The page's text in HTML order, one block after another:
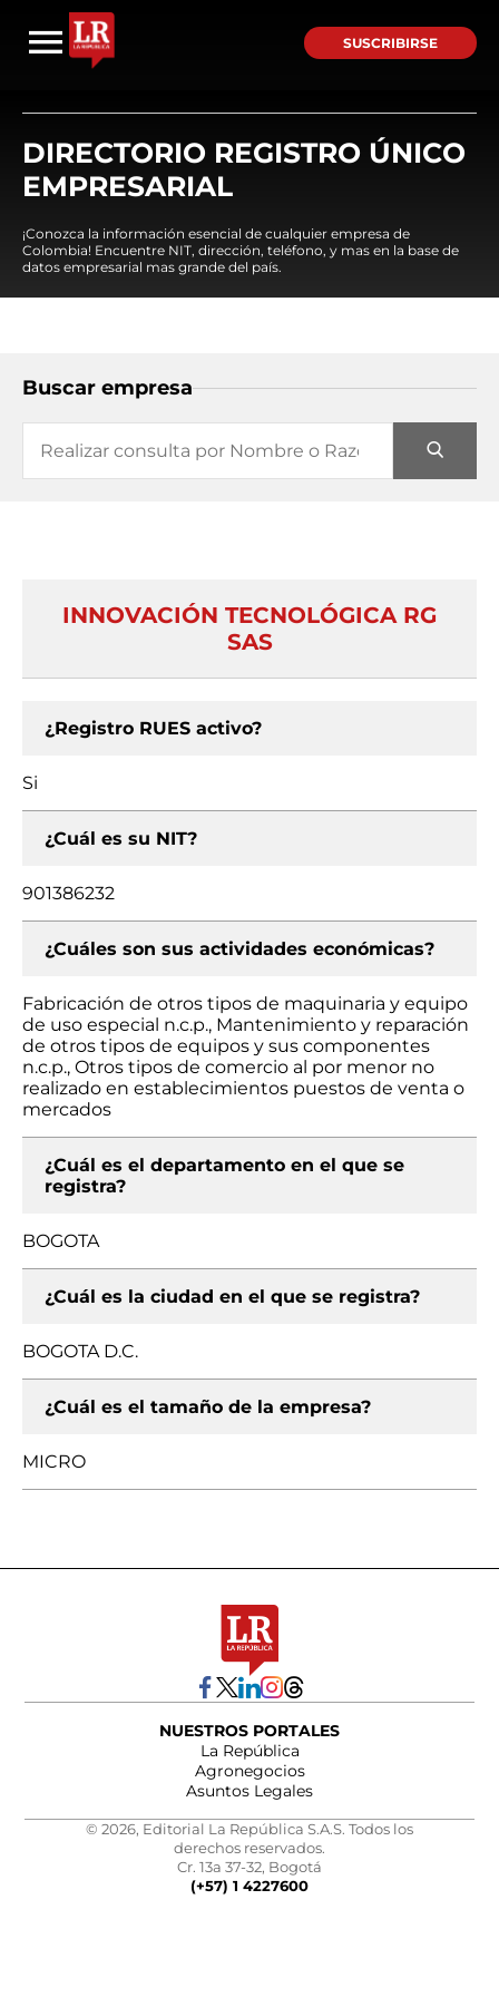
SUSCRIBIRSE
DIRECTORIO REGISTRO ÚNICO
EMPRESARIAL
¡Conozca la información esencial de cualquier empresa de
Colombia! Encuentre NIT, dirección, teléfono, y mas en la base de
datos empresarial mas grande del país.
Buscar empresa
INNOVACIÓN TECNOLÓGICA RG
SAS
¿Registro RUES activo?
Si
¿Cuál es su NIT?
901386232
¿Cuáles son sus actividades económicas?
Fabricación de otros tipos de maquinaria y equipo
de uso especial n.c.p., Mantenimiento y reparación
de otros tipos de equipos y sus componentes
n.c.p., Otros tipos de comercio al por menor no
realizado en establecimientos puestos de venta o
mercados
¿Cuál es el departamento en el que se
registra?
BOGOTA
¿Cuál es la ciudad en el que se registra?
BOGOTA D.C.
¿Cuál es el tamaño de la empresa?
MICRO
NUESTROS PORTALES
La República
Agronegocios
Asuntos Legales
© 2026, Editorial La República S.A.S. Todos los
derechos reservados.
Cr. 13a 37-32, Bogotá
(+57) 1 4227600